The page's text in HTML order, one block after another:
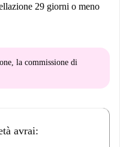
29 giorni o meno
la commissione di
avrai: